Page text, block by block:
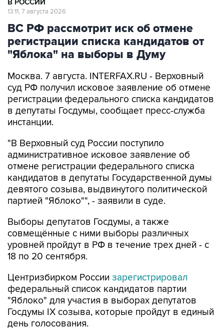
ВС РФ рассмотрит иск об отмене
регистрации списка кандидатов от
"Яблока" на выборы в Думу
Москва. 7 августа. INTERFAX.RU - Верховный
регистрации федерального списка кандидатов
в депутаты Госдумы, сообщает пресс-служба
инстанции.
"В Верховный суд России поступило
отмене регистрации федерального списка
кандидатов в депутаты Государственной думы
девятого созыва, выдвинутого политической
партией "Яблоко"", - заявили в суде.
Выборы депутатов Госдумы, а также
уровней пройдут в РФ в течение трех дней - с
18 по 20 сентября.
Центризбирком России
"Яблоко" для участия в выборах депутатов
Госдумы IX созыва, которые пройдут в единый
день голосования.
Яблоко Госдума Верховный суд РФ